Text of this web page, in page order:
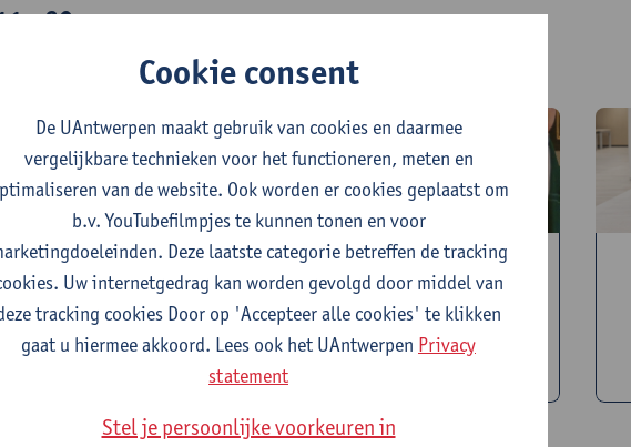
- 20
Connect Kick-off:
Party
van 05/10/26
Openingsviering
donderdag 08/10/26
Cookie consent
De UAntwerpen maakt gebruik van cookies en daarmee
vergelijkbare technieken voor het functioneren, meten en
van de website. Ook worden er cookies geplaatst om
b.v. YouTubefilmpjes te kunnen tonen en voor
Deze laatste categorie betreffen de tracking
Uw internetgedrag kan worden gevolgd door middel van
tracking cookies Door op 'Accepteer alle cookies' te klikken
gaat u hiermee akkoord. Lees ook het UAntwerpen Privacy
statement
Stel je persoonlijke voorkeuren in